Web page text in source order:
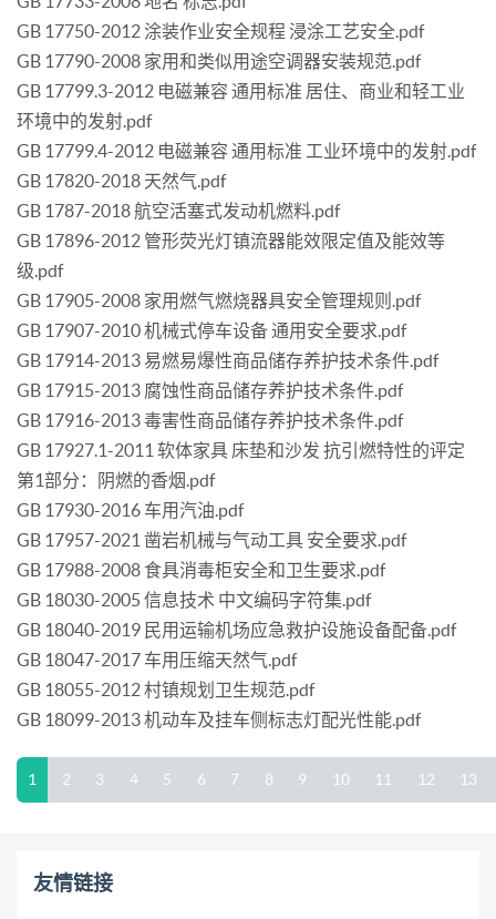
GB 17750-2012 涂装作业安全规程 浸涂工艺安全.pdf
GB 17790-2008 家用和类似用途空调器安装规范.pdf
GB 17799.3-2012 电磁兼容 通用标准 居住、商业和轻工业
环境中的发射.pdf
GB 17799.4-2012 电磁兼容 通用标准 工业环境中的发射.pdf
GB 17820-2018 天然气.pdf
GB 1787-2018 航空活塞式发动机燃料.pdf
GB 17896-2012 管形荧光灯镇流器能效限定值及能效等
级.pdf
GB 17905-2008 家用燃气燃烧器具安全管理规则.pdf
GB 17907-2010 机械式停车设备 通用安全要求.pdf
GB 17914-2013 易燃易爆性商品储存养护技术条件.pdf
GB 17915-2013 腐蚀性商品储存养护技术条件.pdf
GB 17916-2013 毒害性商品储存养护技术条件.pdf
GB 17927.1-2011 软体家具 床垫和沙发 抗引燃特性的评定
第1部分：阴燃的香烟.pdf
GB 17930-2016 车用汽油.pdf
GB 17957-2021 凿岩机械与气动工具 安全要求.pdf
GB 17988-2008 食具消毒柜安全和卫生要求.pdf
GB 18030-2005 信息技术 中文编码字符集.pdf
GB 18040-2019 民用运输机场应急救护设施设备配备.pdf
GB 18047-2017 车用压缩天然气.pdf
GB 18055-2012 村镇规划卫生规范.pdf
GB 18099-2013 机动车及挂车侧标志灯配光性能.pdf
1 2 3 4 5 6 7 8 9 10 11 12 13
友情链接